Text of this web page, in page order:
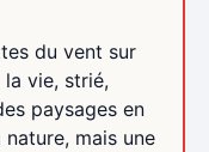
du vent sur
la vie, strié,
paysages en
mais une